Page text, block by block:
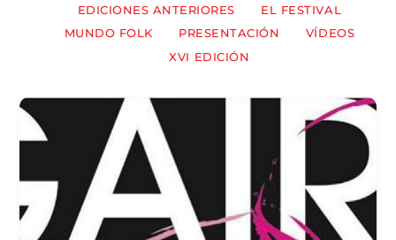
EDICIONES ANTERIORES
EL FESTIVAL
MUNDO FOLK
PRESENTACIÓN
VÍDEOS
XVI EDICIÓN